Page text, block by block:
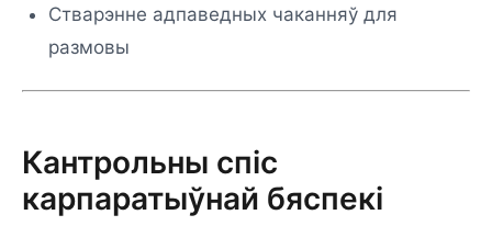
Стварэнне адпаведных чаканняў для
размовы
Кантрольны спіс
карпаратыўнай бяспекі